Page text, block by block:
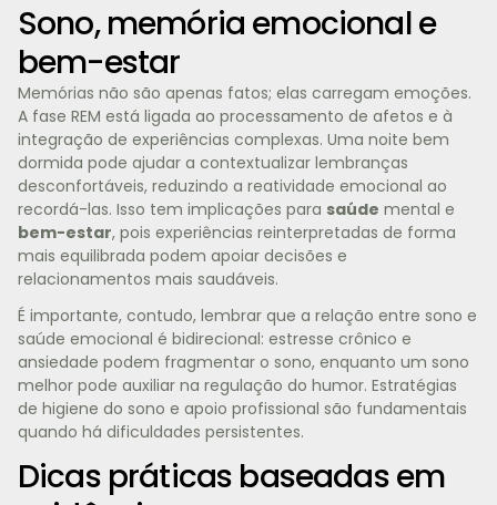
Sono, memória emocional e
bem-estar
Memórias não são apenas fatos; elas carregam emoções.
A fase REM está ligada ao processamento de afetos e à
integração de experiências complexas. Uma noite bem
dormida pode ajudar a contextualizar lembranças
desconfortáveis, reduzindo a reatividade emocional ao
recordá-las. Isso tem implicações para saúde mental e
bem-estar, pois experiências reinterpretadas de forma
mais equilibrada podem apoiar decisões e
relacionamentos mais saudáveis.
É importante, contudo, lembrar que a relação entre sono e
saúde emocional é bidirecional: estresse crônico e
ansiedade podem fragmentar o sono, enquanto um sono
melhor pode auxiliar na regulação do humor. Estratégias
de higiene do sono e apoio profissional são fundamentais
quando há dificuldades persistentes.
Dicas práticas baseadas em